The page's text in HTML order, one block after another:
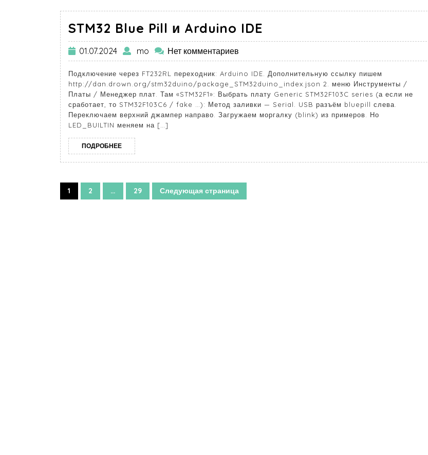
STM32 Blue Pill и Arduino IDE
01.07.2024 mo Нет комментариев
Подключение через FT232RL переходник: Arduino IDE. Дополнительную ссылку пишем
http://dan.drown.org/stm32duino/package_STM32duino_index.json 2. меню Инструменты /
Платы / Менеджер плат. Там «STM32F1»: Выбрать плату Generic STM32F103C series (а если не
сработает, то STM32F103C6 / fake …): Метод заливки — Serial. USB разъём bluepill слева.
Переключаем верхний джампер направо. Загружаем моргалку (blink) из примеров. Но
LED_BUILTIN меняем на […]
ПОДРОБНЕЕ
1 2 … 29 Следующая страница